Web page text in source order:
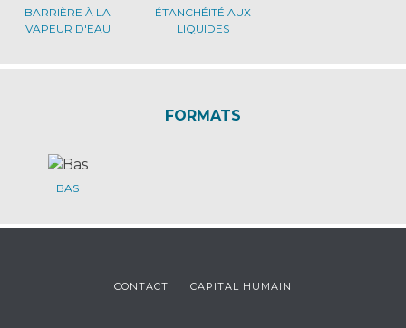
BARRIÈRE À LA
VAPEUR D'EAU
ÉTANCHÉITÉ AUX
LIQUIDES
FORMATS
BAS
CONTACT CAPITAL HUMAIN